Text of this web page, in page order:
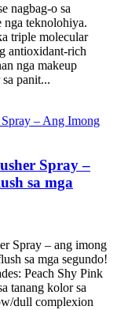
nagbag-o sa
nga teknolohiya.
triple molecular
antioxidant-rich
nga makeup
panit...
Spray –
sa mga
Spray‌ – ang imong
sa mga segundo!
Peach Shy Pink
tanang kolor sa
dull complexion